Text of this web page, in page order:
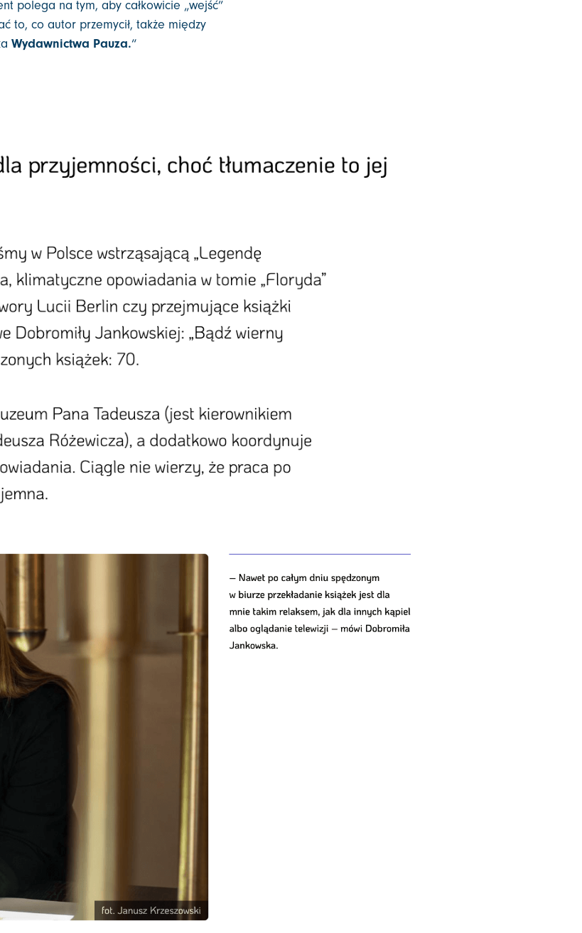
polega na tym, aby całkowicie „wejść”
to, co autor przemycił, także między
Wydawnictwa Pauza.“